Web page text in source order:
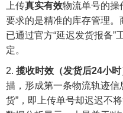
上传真实有效物流单号的操
要求的是精准的库存管理
已通过官方“延迟发货报备”
定。
揽收时效（发货后24小时
描，形成第一条物流轨迹信
货”，即上传单号却迟迟不将